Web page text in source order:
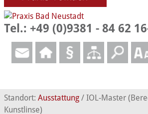
Tel.: +49 (0)9381 - 84 62
Standort: Ausstattung / IOL-Master
Kunstlinse)